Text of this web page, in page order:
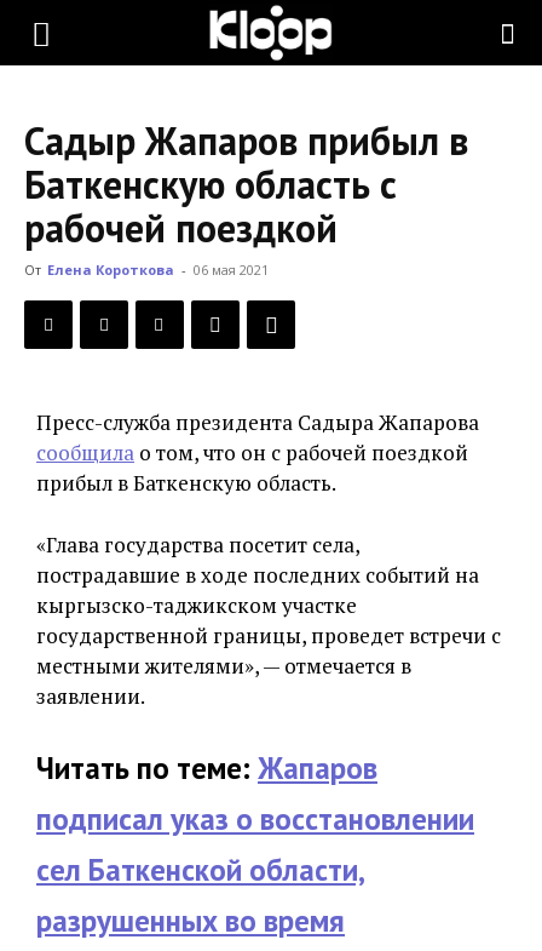
KLOOP.KG
Новости
Кыргызстана
Садыр Жапаров прибыл в
Баткенскую область с
рабочей поездкой
От Елена Короткова - 06 мая 2021
Пресс-служба президента Садыра Жапарова
сообщила о том, что он с рабочей поездкой
прибыл в Баткенскую область.
«Глава государства посетит села,
пострадавшие в ходе последних событий на
кыргызско-таджикском участке
государственной границы, проведет встречи с
местными жителями», — отмечается в
заявлении.
Читать по теме: Жапаров
подписал указ о восстановлении
сел Баткенской области,
разрушенных во время